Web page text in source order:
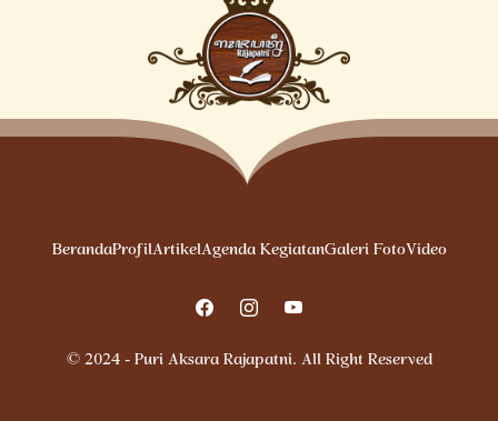
BerandaProfilArtikelAgenda KegiatanGaleri FotoVideo
© 2024 - Puri Aksara Rajapatni. All Right Reserved